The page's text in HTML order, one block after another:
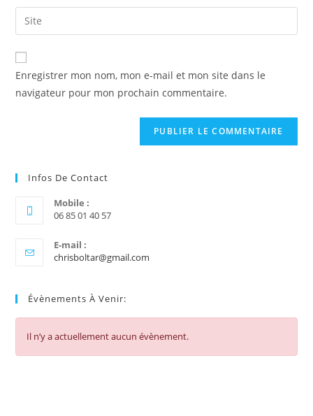
comment
email
address
comment
Saisir
l’URL
de
votre
(facultatif)
Enregistrer mon nom, mon e-mail et mon site dans le
navigateur pour mon prochain commentaire.
Infos De Contact
Mobile :
06 85 01 40 57
E-mail :
chrisboltar@gmail.com
Évènements À Venir:
Il n’y a actuellement aucun évènement.